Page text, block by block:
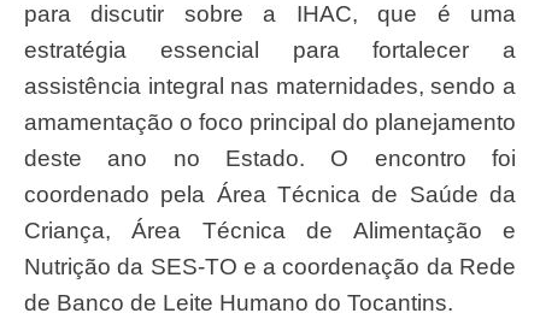
para discutir sobre a IHAC, que é uma
estratégia essencial para fortalecer a
assistência integral nas maternidades, sendo a
amamentação o foco principal do planejamento
deste ano no Estado. O encontro foi
coordenado pela Área Técnica de Saúde da
Criança, Área Técnica de Alimentação e
Nutrição da SES-TO e a coordenação da Rede
de Banco de Leite Humano do Tocantins.